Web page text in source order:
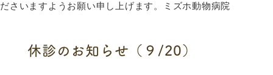
ださいますようお願い申し上げます。ミズホ動物病院
休診のお知らせ（９/20）